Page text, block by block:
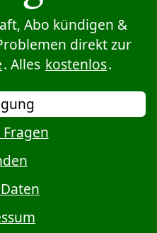
Abo kündigen &
direkt zur
. Alles kostenlos.